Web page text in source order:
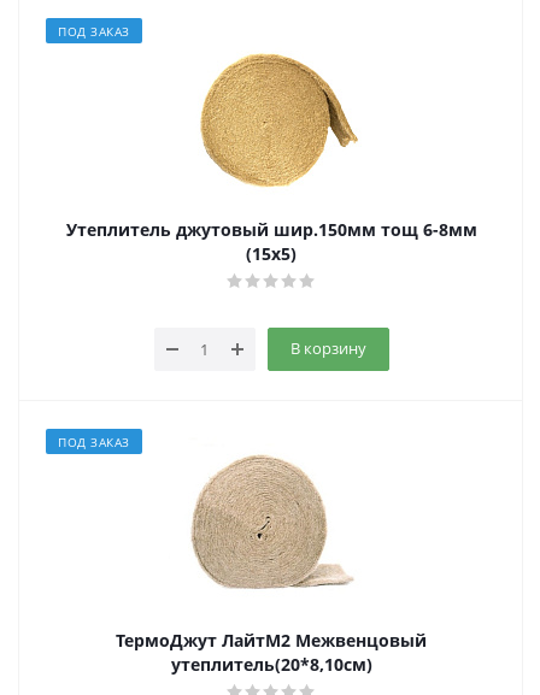
ПОД ЗАКАЗ
Утеплитель джутовый шир.150мм тощ 6-8мм
(15х5)
В корзину
ПОД ЗАКАЗ
ТермоДжут ЛайтМ2 Межвенцовый
утеплитель(20*8,10см)